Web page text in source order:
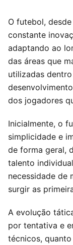
O futebol,
constante
adaptando ao
das áreas que
utilizadas
dos jogadores
Inicialmente, o
simplicidade e
de forma geral,
talento
necessidade de
surgir as
A evolução
por tentativa e
técnicos,